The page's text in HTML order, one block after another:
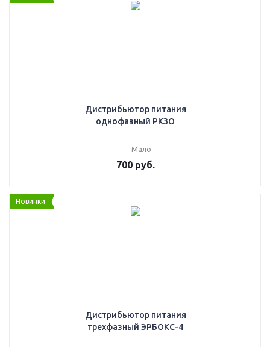
Дистрибьютор питания
однофазный РКЗО
Мало
700руб.
Новинки
Дистрибьютор питания
трехфазный ЭРБОКС-4